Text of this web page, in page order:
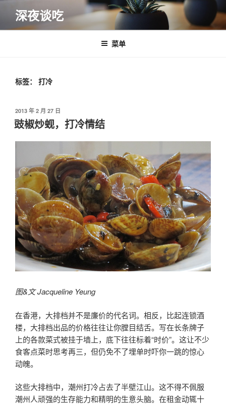
内
深夜谈吃
菜单
标签： 打冷
发
布
于
2013 年 2 月 27 日
豉椒炒蚬，打冷情结
图&文 Jacqueline Yeung
在香港，大排档并不是廉价的代名词。相反，比起连锁酒
楼，大排档出品的价格往往让你膛目结舌。写在长条牌子
上的各款菜式被挂于墙上，底下往往标着“时价”。这让不少
食客点菜时思考再三，但仍免不了埋单时吓你一跳的惊心
动魄。
这些大排档中，潮州打冷占去了半壁江山。这不得不佩服
潮州人顽强的生存能力和精明的生意头脑。在租金动辄十